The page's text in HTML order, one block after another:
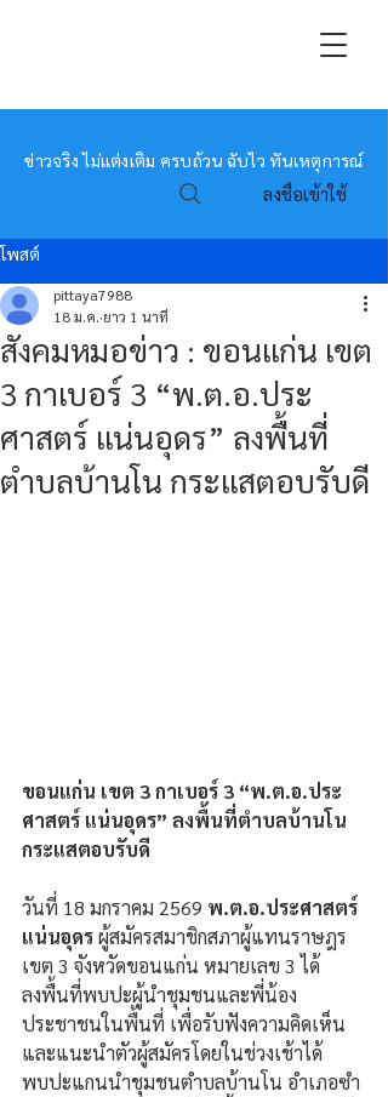
หมอข่าว
ข่าวจริง ไม่แต่งเติม ครบถ้วน ฉับไว ทันเหตุการณ์
ลงชื่อเข้าใช้
โพสต์
สังคมหมอข่าว : ขอนแก่น เขต
3 กาเบอร์ 3 “พ.ต.อ.ประ
ศาสตร์ แน่นอุดร” ลงพื้นที่
ตำบลบ้านโน กระแสตอบรับดี
pittaya7988
18 ม.ค. ยาว 1 นาที
ขอนแก่น เขต 3 กาเบอร์ 3 “พ.ต.อ.ประ
ศาสตร์ แน่นอุดร” ลงพื้นที่ตำบลบ้านโน
กระแสตอบรับดี
วันที่ 18 มกราคม 2569 พ.ต.อ.ประศาสตร์
แน่นอุดร ผู้สมัครสมาชิกสภาผู้แทนราษฎร
เขต 3 จังหวัดขอนแก่น หมายเลข 3 ได้
ลงพื้นที่พบปะผู้นำชุมชนและพี่น้อง
ประชาชนในพื้นที่ เพื่อรับฟังความคิดเห็น
และแนะนำตัวผู้สมัครโดยในช่วงเช้าได้
พบปะแกนนำชุมชนตำบลบ้านโน อำเภอซำ